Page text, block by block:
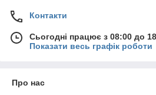
Контакти
Сьогодні працює з 08:00 до
Показати весь графік роботи
Про нас